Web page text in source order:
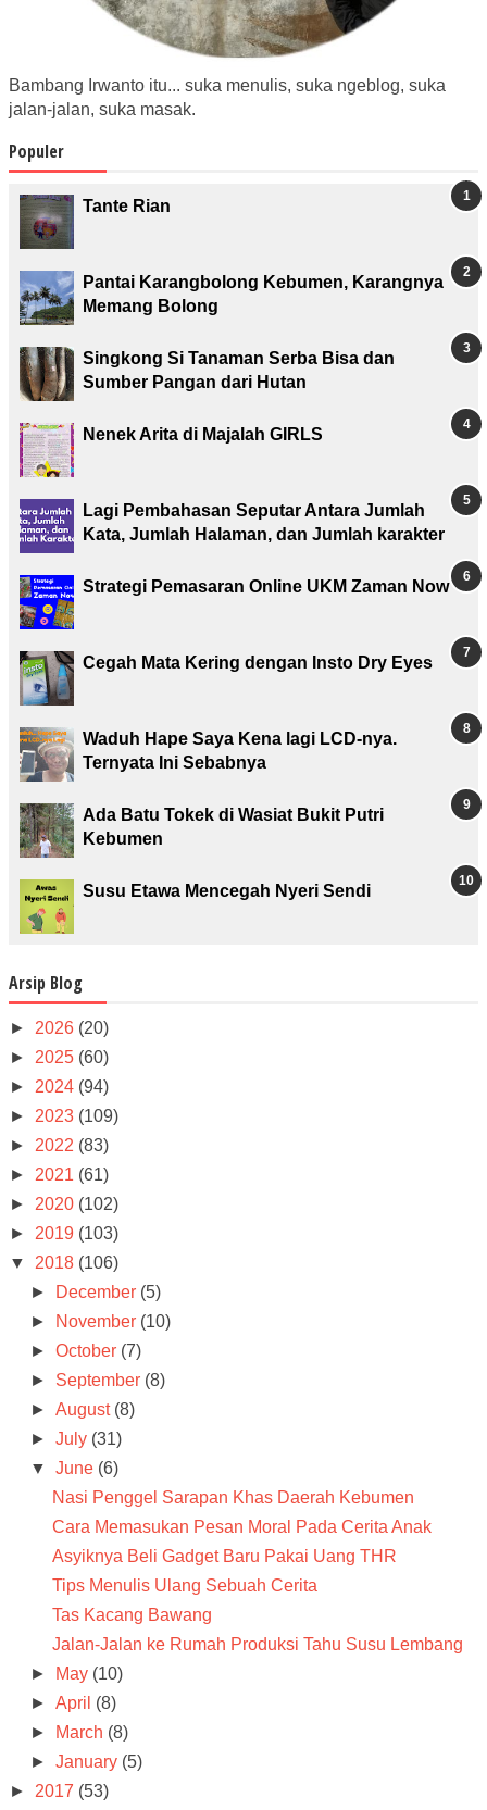
Bambang Irwanto itu... suka menulis, suka ngeblog, suka
jalan-jalan, suka masak.
Populer
Tante Rian
Pantai Karangbolong Kebumen, Karangnya
Memang Bolong
Singkong Si Tanaman Serba Bisa dan
Sumber Pangan dari Hutan
Nenek Arita di Majalah GIRLS
Lagi Pembahasan Seputar Antara Jumlah
Kata, Jumlah Halaman, dan Jumlah karakter
Strategi Pemasaran Online UKM Zaman Now
Cegah Mata Kering dengan Insto Dry Eyes
Waduh Hape Saya Kena lagi LCD-nya.
Ternyata Ini Sebabnya
Ada Batu Tokek di Wasiat Bukit Putri
Kebumen
Susu Etawa Mencegah Nyeri Sendi
Arsip Blog
► 2026 (20)
► 2025 (60)
► 2024 (94)
► 2023 (109)
► 2022 (83)
► 2021 (61)
► 2020 (102)
► 2019 (103)
▼ 2018 (106)
►
December (5)
►
November (10)
►October (7)
► September (8)
►August (8)
►July (31)
▼June (6)
Nasi Penggel Sarapan Khas Daerah Kebumen
Cara Memasukan Pesan Moral Pada Cerita Anak
Asyiknya Beli Gadget Baru Pakai Uang THR
Tips Menulis Ulang Sebuah Cerita
Tas Kacang Bawang
Jalan-Jalan ke Rumah Produksi Tahu Susu Lembang
►
May (10)
►April (8)
►
March (8)
►January (5)
► 2017 (53)